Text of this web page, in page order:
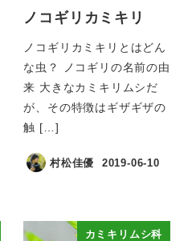
ノコギリカミキリ
ノコギリカミキリとはどん
な虫？ ノコギリの名前の由
来 大きなカミキリムシだ
が、その特徴はギザギザの
触 […]
村松佳優 2019-06-10
カミキリムシ科